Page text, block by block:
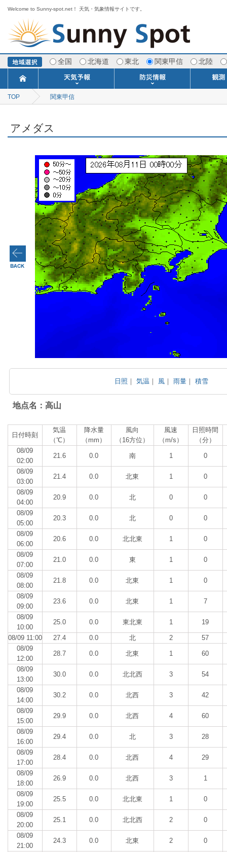
Welcome to Sunny-spot.net！ 天気・気象情報サイトです。
全国 北海道 東北 関東甲信 北陸
TOPICS
分布予報
今日明日の天気
ポイント予報
週間天気予報
1ヶ月予報
3ヶ月予報
寒・暖候期予報
世界の天気
海上予報
TOP 関東甲信
アメダス
日照 ｜気温 ｜ 風 ｜雨量 ｜積雪
地点名：高山
日付時刻
気温
（℃）
降水量
（mm）
風向
（16方位）
風速
（m/s）
日照時間
（分）
08/09
02:00
21.6 0.0 南 1 0
08/09
03:00
21.4 0.0 北東 1 0
08/09
04:00
20.9 0.0 北 0 0
08/09
05:00
20.3 0.0 北 0 0
08/09
06:00
20.6 0.0 北北東 1 0
08/09
07:00
21.0 0.0 東 1 0
08/09
08:00
21.8 0.0 北東 1 0
08/09
09:00
23.6 0.0 北東 1 7
08/09
10:00
25.0 0.0 東北東 1 19
08/09 11:00 27.4 0.0 北 2
57
08/09
12:00
28.7 0.0 北東 1 60
08/09
13:00
30.0 0.0 北北西 3 54
08/09
14:00
30.2 0.0 北西 3 42
08/09
15:00
29.9 0.0 北西 4 60
08/09
16:00
29.4 0.0 北 3 28
08/09
17:00
28.4 0.0 北西 4 29
08/09
18:00
26.9 0.0 北西 3 1
08/09
19:00
25.5 0.0 北北東 1 0
08/09
20:00
25.1 0.0 北北西 2 0
08/09
21:00
24.3 0.0 北東 2 0